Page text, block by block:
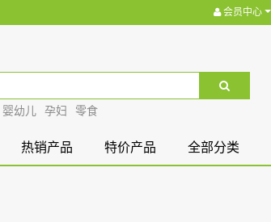
会员中心
婴幼儿 孕妇 零食
热销产品 特价产品 全部分类